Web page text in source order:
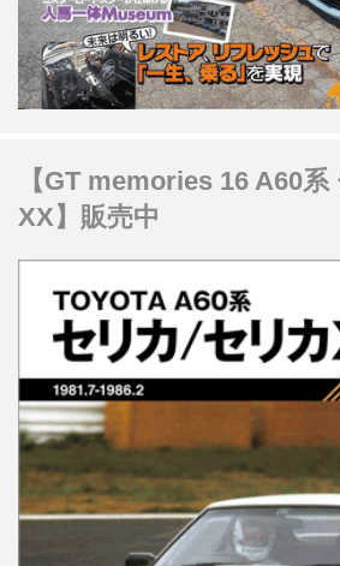
【GT memories 16 A60
XX】販売中